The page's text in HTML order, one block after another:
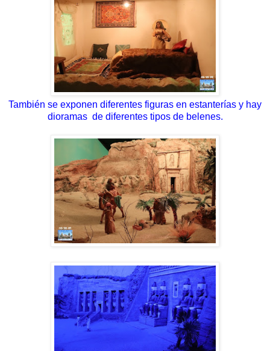
También se exponen diferentes figuras en estanterías y hay
dioramas de diferentes tipos de belenes.